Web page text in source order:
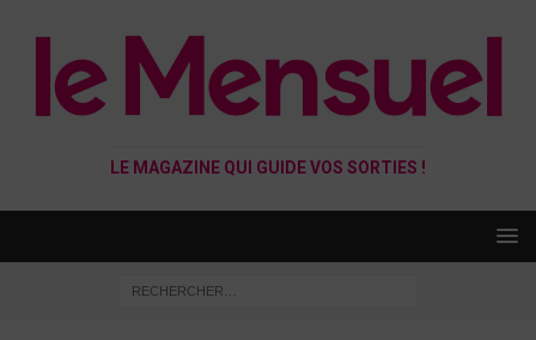
LE MAGAZINE QUI GUIDE VOS SORTIES !